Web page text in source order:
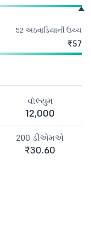
52 અઠવાડિયાની ઉચ્ચ
₹57
વૉલ્યુમ
12,000
200 ડીએમએ
₹30.60